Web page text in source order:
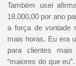
Também usei
18.000,00 por ano
a força de vontade
mais horas. Eu era
para clientes
“maiores do que